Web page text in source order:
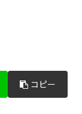
コピー